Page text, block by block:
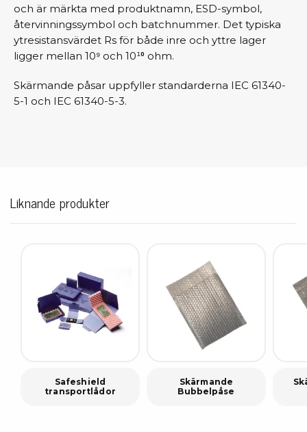
och är märkta med produktnamn, ESD-symbol,
återvinningssymbol och batchnummer. Det typiska
ytresistansvärdet Rs för både inre och yttre lager
ligger mellan 10⁹ och 10¹⁰ ohm.
Skärmande påsar uppfyller standarderna IEC 61340-
5-1 och IEC 61340-5-3.
Liknande produkter
Safeshield
transportlådor
Skärmande
Bubbelpåse